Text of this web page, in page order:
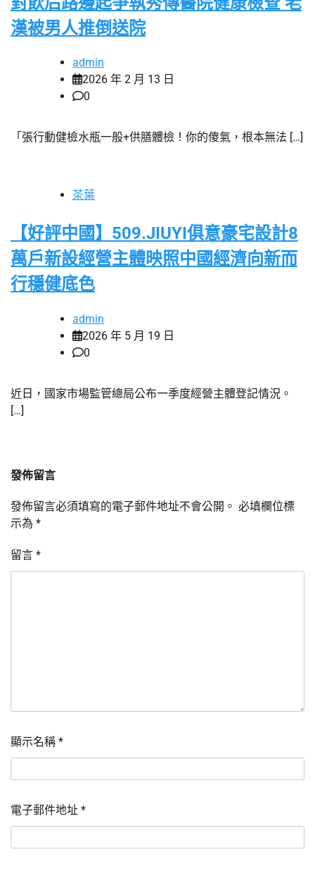
漢被男人推倒送院
admin
2026 年 2 月 13 日
0
「張行動健檢水瓶一般+供膳體檢！你的傻氣，根本無法 […]
茶葉
【好評中國】509.JIUYI俱意豪宅設計8
萬戶新設經營主體映照中國經濟向新而
行穩健底色
admin
2026 年 5 月 19 日
0
近日，國家市場監管總局公布一季度經營主體登記情況。
[…]
發佈留言
發佈留言必須填寫的電子郵件地址不會公開。 必填欄位標
示為 *
留言 *
顯示名稱 *
電子郵件地址 *